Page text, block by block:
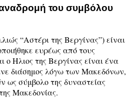
αναδρομή του συμβόλου
“Αστέρι της Βεργίνας”) είναι
ευρέως από τους
ο Ηλιος της Βεργίνας είναι ένα
διάσημος λόγω των Μακεδόνων,
ως σύμβολο της δυναστείας
Μακεδονίας.